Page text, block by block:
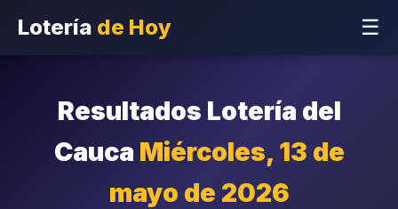
Lotería de Hoy ☰
Resultados Lotería del
Cauca Miércoles, 13 de
mayo de 2026